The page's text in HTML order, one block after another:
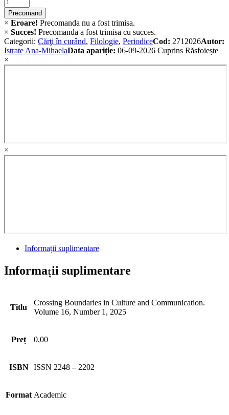
quantity
Precomand
× Eroare! Precomanda nu a fost trimisa.
× Succes! Precomanda a fost trimisa cu succes.
Categorii: Cărţi în curând, Filologie, PeriodiceCod: 2712026Autor:
Istrate Ana-MihaelaData apariție: 06-09-2026 Cuprins Răsfoiește
×
×
Informații suplimentare
Informații suplimentare
Titlu
Crossing Boundaries in Culture and Communication.
Volume 16, Number 1, 2025
Preț 0,00
ISBN ISSN 2248 – 2202
Format Academic